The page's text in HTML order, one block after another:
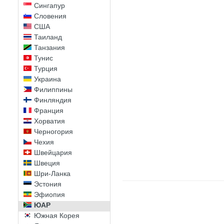
Сингапур
Словения
США
Таиланд
Танзания
Тунис
Турция
Украина
Филиппины
Финляндия
Франция
Хорватия
Черногория
Чехия
Швейцария
Швеция
Шри-Ланка
Эстония
Эфиопия
ЮАР
Южная Корея